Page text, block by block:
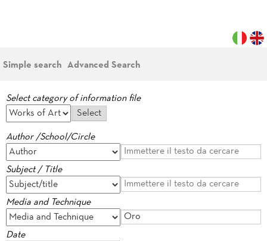
Simple search Advanced Search
Select category of information file
Author /School/Circle
Subject / Title
Media and Technique
Date